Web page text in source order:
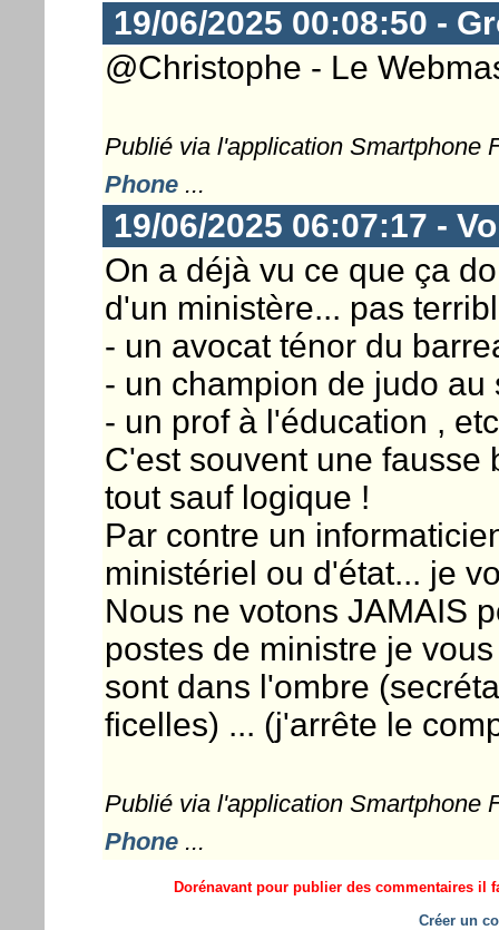
19/06/2025 00:08:50 -
@Christophe - Le
Publié via l'application Smartphone
Phone...
19/06/2025 06:07:17 -
On a déjà vu ce que ça
d'un ministère... pas
- un avocat ténor du
- un champion de judo au
- un prof à l'éducation ,
C'est souvent une fausse
tout sauf logique !
Par contre un
ministériel ou d'état... je
Nous ne votons JAMAIS
postes de ministre je
sont dans l'ombre
ficelles) ... (j'arrête le
Publié via l'application Smartphone
Phone...
Dorénavant pour publier des commentaires il
Créer un